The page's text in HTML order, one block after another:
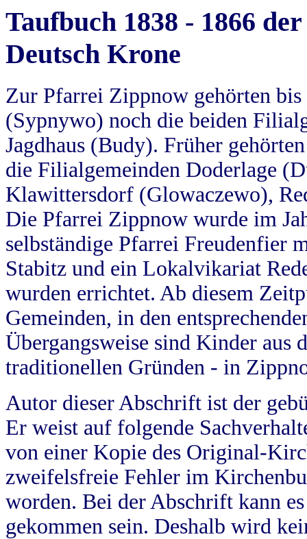
Taufbuch 1838 - 1866
Deutsch Krone
Zur Pfarrei Zippnow gehörten
(Sypnywo) noch die beiden
Jagdhaus (Budy). Früher
die Filialgemeinden Doderlage
Klawittersdorf (Glowaczewo),
Die Pfarrei Zippnow wurde im
selbständige Pfarrei Freudenfier
Stabitz und ein Lokalvikariat
wurden errichtet. Ab diesem
Gemeinden, in den
Übergangsweise sind Kinder aus
traditionellen Gründen - in
Autor dieser Abschrift ist der
Er weist auf folgende
von einer Kopie des Original-
zweifelsfreie Fehler im
worden. Bei der Abschrift kann
gekommen sein. Deshalb wird